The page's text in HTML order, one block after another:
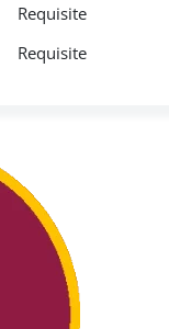
Requisite
Requisite